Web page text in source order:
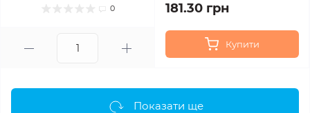
0 181.30 грн
Купити
Показати ще